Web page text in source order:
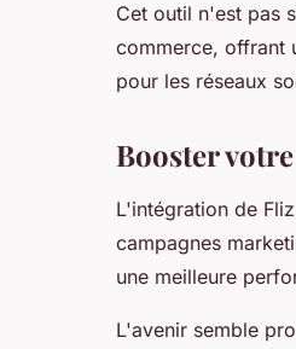
Cet outil n'est pas
commerce, offrant
pour les réseaux
Booster
L'intégration de
campagnes
une meilleure
L'avenir semble